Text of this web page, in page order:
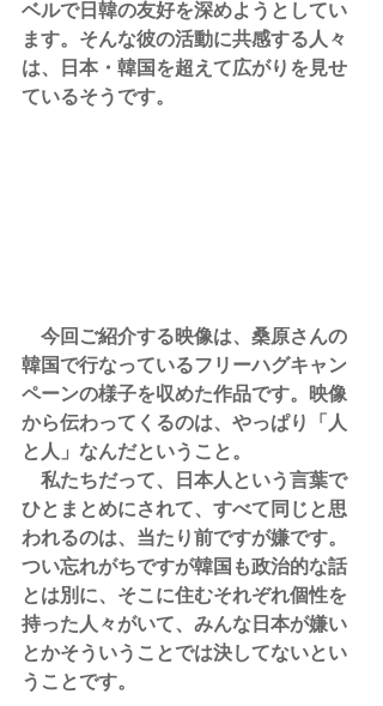
ベルで日韓の友好を深めようとしてい
ます。そんな彼の活動に共感する人々
は、日本・韓国を超えて広がりを見せ
ているそうです。
今回ご紹介する映像は、桑原さんの
韓国で行なっているフリーハグキャン
ペーンの様子を収めた作品です。映像
から伝わってくるのは、やっぱり「人
と人」なんだということ。
私たちだって、日本人という言葉で
ひとまとめにされて、すべて同じと思
われるのは、当たり前ですが嫌です。
つい忘れがちですが韓国も政治的な話
とは別に、そこに住むそれぞれ個性を
持った人々がいて、みんな日本が嫌い
とかそういうことでは決してないとい
うことです。